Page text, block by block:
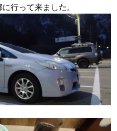
行って来ました。